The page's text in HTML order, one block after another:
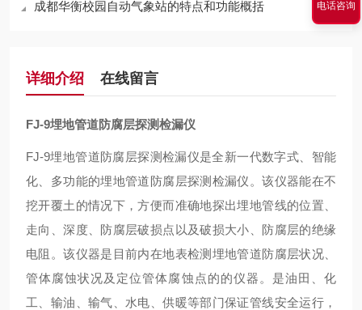
成都华衡校园自动气象站的特点和功能概括
详细介绍 在线留言
FJ-9埋地管道防腐层探测检漏仪
FJ-9埋地管道防腐层探测检漏仪是全新一代数字式、智能
化、多功能的埋地管道防腐层探测检漏仪。该仪器能在不
挖开覆土的情况下，方便而准确地探出埋地管线的位置、
走向、深度、防腐层破损点以及破损大小、防腐层的绝缘
电阻。该仪器是目前内在地表检测埋地管道防腐层状况、
管体腐蚀状况及定位管体腐蚀点的的仪器。是油田、化
工、输油、输气、水电、供暖等部门保证管线安全运行，
电话咨询